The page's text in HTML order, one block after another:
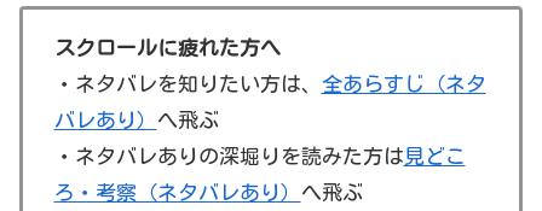
スクロールに疲れた方へ
・ネタバレを知りたい方は、 全あらすじ（ネタ
バレあり） へ飛ぶ
・ネタバレありの深堀りを読みた方は見どこ
ろ・考察（ネタバレあり） へ飛ぶ